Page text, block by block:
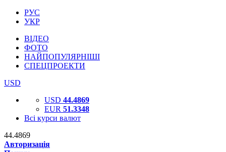
РУС
УКР
ВІДЕО
ФОТО
НАЙПОПУЛЯРНІШІ
СПЕЦПРОЕКТИ
USD
USD 44.4869
EUR 51.3348
Всі курси валют
44.4869
Авторизація